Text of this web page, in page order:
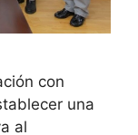
con
una
al